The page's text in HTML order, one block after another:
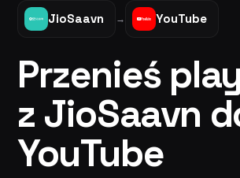
JioSaavn → YouTube
Przenieś
z JioSaavn
YouTube